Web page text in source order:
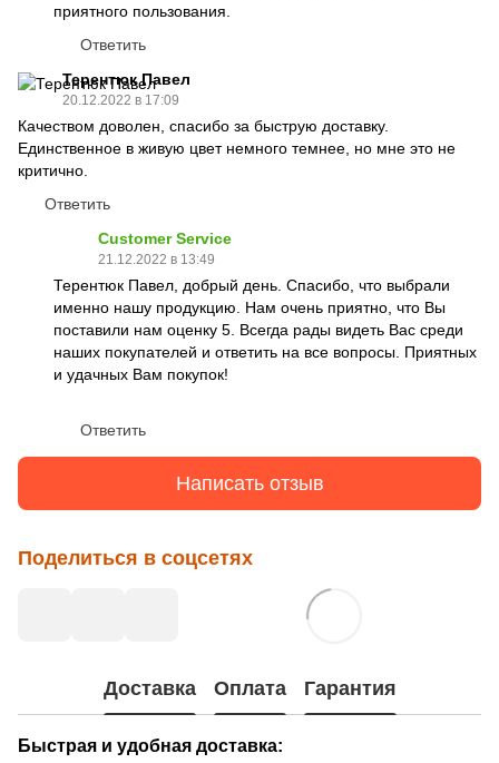
приятного пользования.
Ответить
Терентюк Павел
20.12.2022 в 17:09
Качеством доволен, спасибо за быструю доставку.
Единственное в живую цвет немного темнее, но мне это не
критично.
Ответить
Customer Service
21.12.2022 в 13:49
Терентюк Павел, добрый день. Спасибо, что выбрали
именно нашу продукцию. Нам очень приятно, что Вы
поставили нам оценку 5. Всегда рады видеть Вас среди
наших покупателей и ответить на все вопросы. Приятных
и удачных Вам покупок!
Ответить
Написать отзыв
Поделиться в соцсетях
Доставка Оплата Гарантия
Быстрая и удобная доставка: